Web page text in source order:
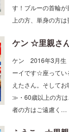
上の方、単身の方
ケン 2016年3月生
ーイです☆座ってい
えたさん。そして
≫・60歳以上の方は
者の方はご遠慮く…